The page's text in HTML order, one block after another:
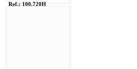
Ref.: 100.720H